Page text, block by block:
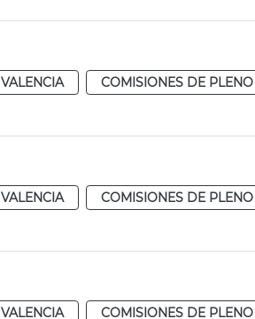
VALENCIA
COMISIONES DE PLENO
VALENCIA
COMISIONES DE PLENO
VALENCIA
COMISIONES DE PLENO